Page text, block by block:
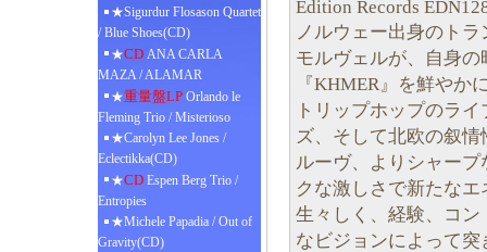
★Sigurdur Flosason Quartet
/ Blue Shoes(CD)
★CD ANA CARLA
MAZA / ALAMAR
★重量盤LP Orlando le
Fleming Trio / Misterioso
★Carolyn Lee Jones /
Eclectikka(CD)
★CD Espen Berg Trio /
Entropies
★Michele Papadia / Out of
Gravity(CD)
Edition Records
ノルウェー出身のト
モルヴェルが、自身
『KHMER』を鮮やか
トリップホップのラ
ズ、そして北欧の叙
ルーヴ、よりシャー
クな激しさで新たな
生々しく、経験、コ
なビジョンによって